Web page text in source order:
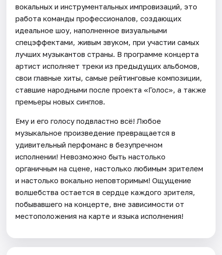
вокальных и инструментальных импровизаций, это
работа команды профессионалов, создающих
идеальное шоу, наполненное визуальными
спецэффектами, живым звуком, при участии самых
лучших музыкантов страны. В программе концерта
артист исполняет треки из предыдущих альбомов,
свои главные хиты, самые рейтинговые композиции,
ставшие народными после проекта «Голос», а также
премьеры новых синглов.
Ему и его голосу подвластно всё! Любое
музыкальное произведение превращается в
удивительный перфоманс в безупречном
исполнении! Невозможно быть настолько
органичным на сцене, настолько любимым зрителем
и настолько вокально неповторимым! Ощущение
волшебства остается в сердце каждого зрителя,
побывавшего на концерте, вне зависимости от
местоположения на карте и языка исполнения!